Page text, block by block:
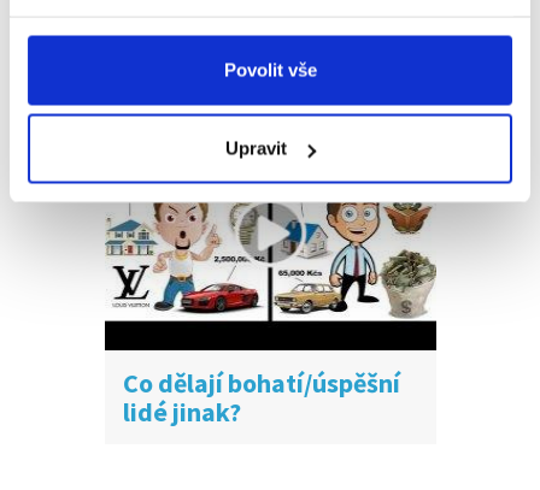
Povolit vše
Upravit
Nejlepší faily v práci
Co dělají bohatí/úspěšní
lidé jinak?